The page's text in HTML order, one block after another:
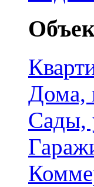
Дома,
Сады,